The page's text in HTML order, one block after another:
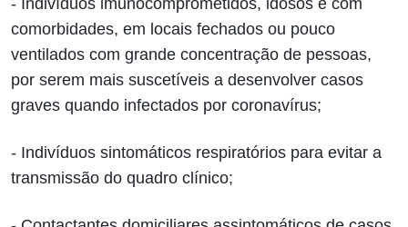
comorbidades, em locais fechados ou pouco
ventilados com grande concentração de pessoas,
por serem mais suscetíveis a desenvolver casos
graves quando infectados por coronavírus;
- Indivíduos sintomáticos respiratórios para evitar a
transmissão do quadro clínico;